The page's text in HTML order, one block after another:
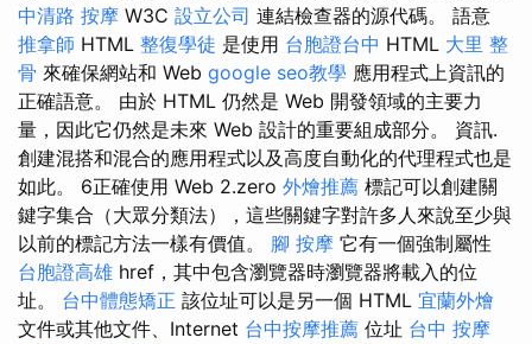
中清路 按摩 W3C 設立公司 連結檢查器的源代碼。 語意
推拿師 HTML 整復學徒 是使用 台胞證台中 HTML 大里 整
骨 來確保網站和 Web google seo教學 應用程式上資訊的
正確語意。 由於 HTML 仍然是 Web 開發領域的主要力
量，因此它仍然是未來 Web 設計的重要組成部分。 資訊.
創建混搭和混合的應用程式以及高度自動化的代理程式也是
如此。 6正確使用 Web 2.zero 外燴推薦 標記可以創建關
鍵字集合（大眾分類法），這些關鍵字對許多人來說至少與
以前的標記方法一樣有價值。 腳 按摩 它有一個強制屬性
台胞證高雄 href，其中包含瀏覽器時瀏覽器將載入的位
址。 台中體態矯正 該位址可以是另一個 HTML 宜蘭外燴
文件或其他文件、Internet 台中按摩推薦 位址 台中 按摩